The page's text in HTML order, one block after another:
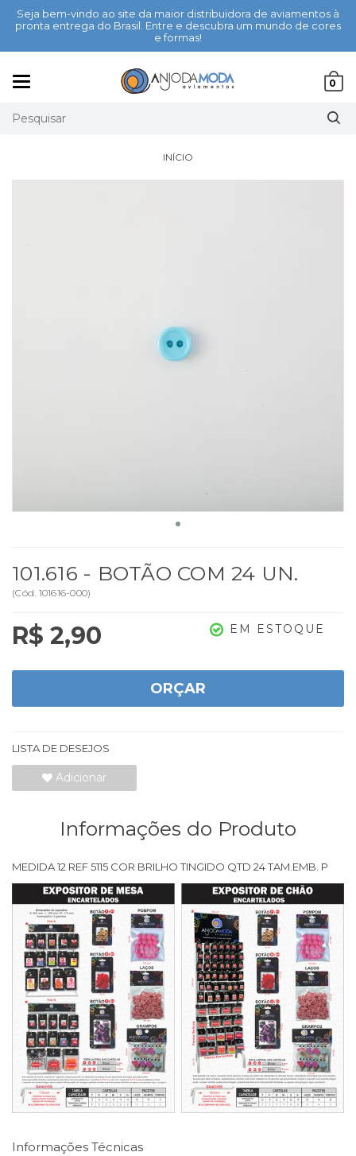
Seja bem-vindo ao site da maior distribuidora de aviamentos à
pronta entrega do Brasil. Entre e descubra um mundo de cores
e formas!
0
INÍCIO
101.616 - BOTÃO COM 24 UN.
(Cód. 101616-000)
R$ 2,90 EM ESTOQUE
ORÇAR
LISTA DE DESEJOS
Adicionar
Informações do Produto
MEDIDA 12 REF 5115 COR BRILHO TINGIDO QTD 24 TAM.EMB. P
Informações Técnicas